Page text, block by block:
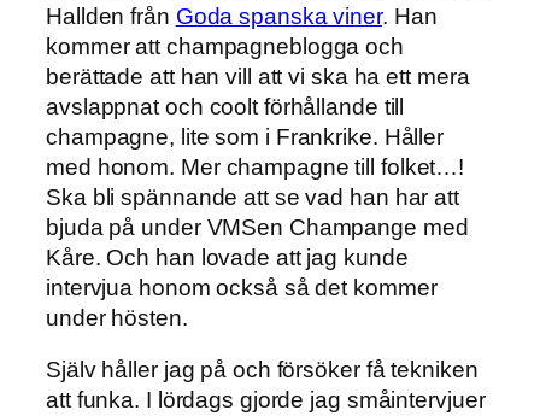
Hallden från Goda spanska viner. Han
kommer att champagneblogga och
berättade att han vill att vi ska ha ett mera
avslappnat och coolt förhållande till
champagne, lite som i Frankrike. Håller
med honom. Mer champagne till folket…!
Ska bli spännande att se vad han har att
bjuda på under VMSen Champange med
Kåre. Och han lovade att jag kunde
intervjua honom också så det kommer
under hösten.
Själv håller jag på och försöker få tekniken
att funka. I lördags gjorde jag småintervjuer